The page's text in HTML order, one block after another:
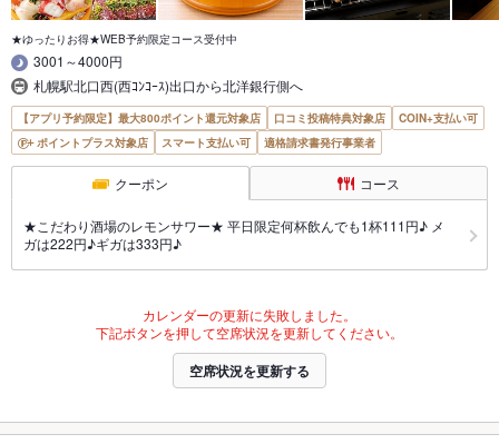
★ゆったりお得★WEB予約限定コース受付中
3001～4000円
札幌駅北口西(西ｺﾝｺｰｽ)出口から北洋銀行側へ
【アプリ予約限定】最大800ポイント還元対象店 口コミ投稿特典対象店
COIN+支払い可
ポイントプラス対象店
スマート支払い可 適格請求書発行事業者
クーポン コース
★こだわり酒場のレモンサワー★ 平日限定何杯飲んでも1杯111円♪ メ
ガは222円♪ギガは333円♪
カレンダーの更新に失敗しました。
下記ボタンを押して空席状況を更新してください。
空席状況を更新する